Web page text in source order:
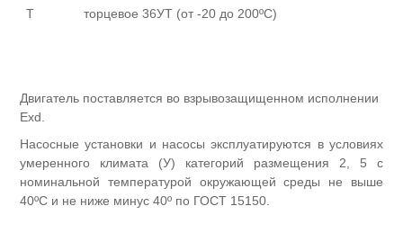
Т
торцевое 36УТ (от -20 до 200ºС)
Двигатель поставляется во взрывозащищенном исполнении
Exd.
Насосные установки и насосы эксплуатируются в условиях
умеренного климата (У) категорий размещения 2, 5 с
номинальной температурой окружающей среды не выше
40ºС и не ниже минус 40º по ГОСТ 15150.